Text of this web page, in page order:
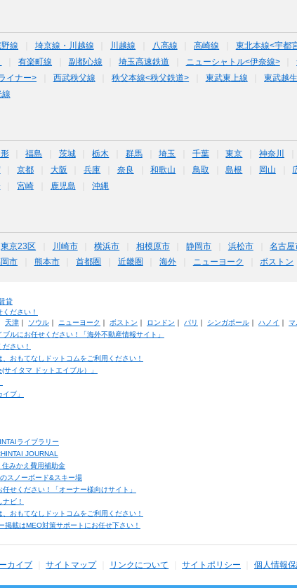
線 埼京線・川越線 川越線 八高線 高崎線 東北本線<宇都
有楽町線 副都心線 埼玉高速鉄道 ニューシャトル<伊奈線>
イナー> 西武秩父線 秩父本線<秩父鉄道> 東武東上線 東武越
線
福島 茨城 栃木 群馬 埼玉 千葉 東京 神奈川
京都 大阪 兵庫 奈良 和歌山 鳥取 島根 岡山
宮崎 鹿児島 沖縄
東京23区 川崎市 横浜市 相模原市 静岡市 浜松市 名古屋
市 熊本市 首都圏 近畿圏 海外 ニューヨーク ボストン
貸
ださい！
天津｜ ソウル｜ ニューヨーク ボストン ロンドン パリ シンガポール｜ ハノイ マ
ルにお任せください！「海外不動産情報サイト」
さい！
おもてなしドットコムをご利用ください！
イタマ ドットエイブル）」
ブ」
ライブラリー
JOURNAL
住みかえ費用補助金
スノーボード&スキー場
せください！「オーナー様向けサイト」
ビ！
おもてなしドットコムをご利用ください！
載はMEO対策サポートにお任せ下さい！
カイブ サイトマップ リンクについて サイトポリシー 個人情報